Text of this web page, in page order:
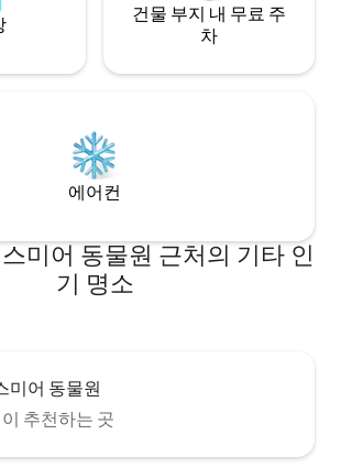
건물 부지 내 무료 주
차
에어컨
미어 동물원 근처의 기타 인
기 명소
미어 동물원
추천하는 곳